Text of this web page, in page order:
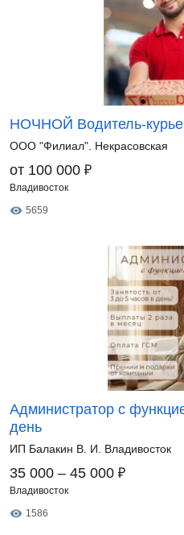
НОЧНОЙ Водитель-
ООО "Филиал". Некрасовская
от 100 000 ₽
Владивосток
5659
Администратор с
день
ИП Балакин В. И. Владивосток
35 000 – 45 000 ₽
Владивосток
1586